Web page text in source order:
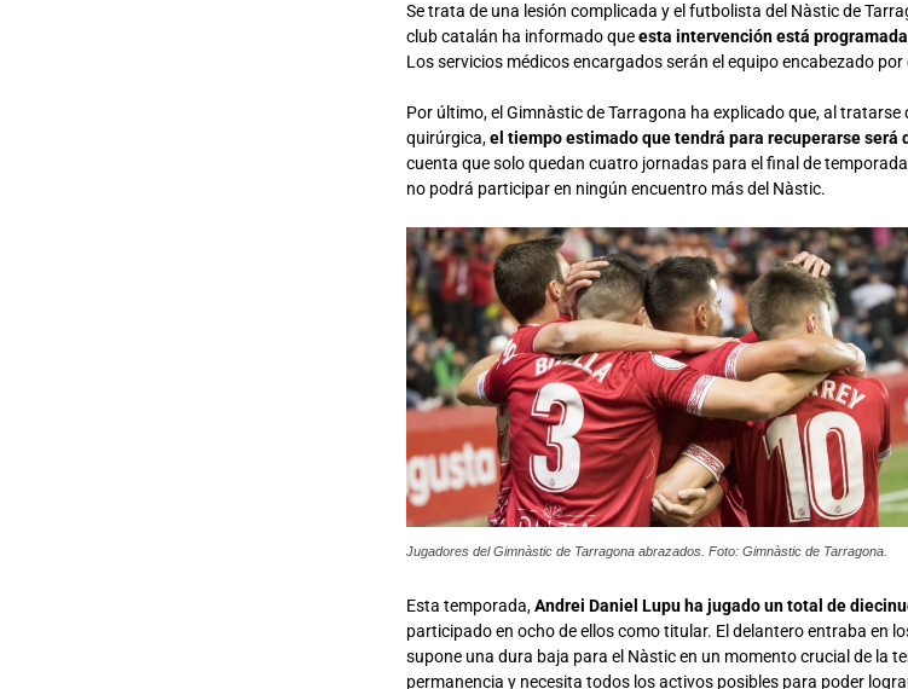
Se trata de una lesión complicada y el futbolista del Nàstic de
club catalán ha informado queesta intervención está
Los servicios médicos encargados serán el equipo encabezado por
Por último, el Gimnàstic de Tarragona ha explicado que, al
quirúrgica,el tiempo estimado que tendrá para recuperarse será
cuenta que solo quedan cuatro jornadas para el final de
no podrá participar en ningún encuentro más del Nàstic.
Jugadores del Gimnàstic de Tarragona abrazados. Foto: Gimnàstic de Tarragona.
Esta temporada,Andrei Daniel Lupu ha jugado un total de
participado en ocho de ellos como titular. El delantero entraba en
supone una dura baja para el Nàstic en un momento crucial de la
permanencia y necesita todos los activos posibles para poder